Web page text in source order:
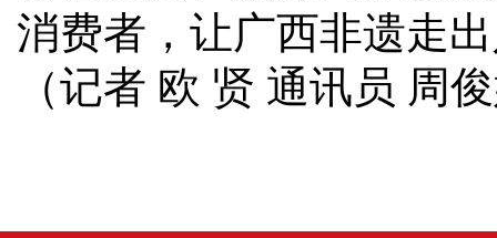
消费者，让广西非遗走
（记者 欧 贤 通讯员 周